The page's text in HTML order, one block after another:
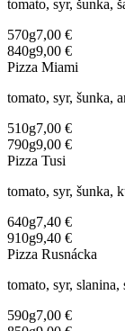
tomato, syr, šunka,
570g7,00 €
840g9,00 €
Pizza Miami
tomato, syr, šunka,
510g7,00 €
790g9,00 €
Pizza Tusi
tomato, syr, šunka,
640g7,40 €
910g9,40 €
Pizza Rusnácka
tomato, syr,
590g7,00 €